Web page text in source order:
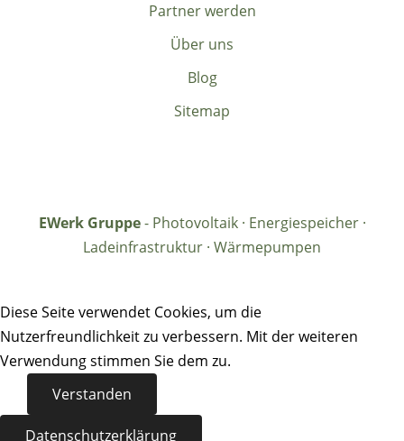
Partner werden
Über uns
Blog
Sitemap
EWerk Gruppe- Photovoltaik · Energiespeicher ·
Ladeinfrastruktur · Wärmepumpen
Diese Seite verwendet Cookies, um die
Nutzerfreundlichkeit zu verbessern. Mit der weiteren
Verwendung stimmen Sie dem zu.
Verstanden
Datenschutzerklärung